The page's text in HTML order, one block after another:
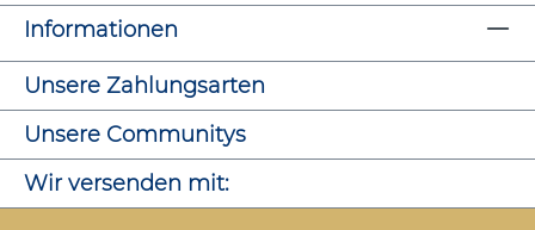
Informationen
Unsere Zahlungsarten
Unsere Communitys
Wir versenden mit: